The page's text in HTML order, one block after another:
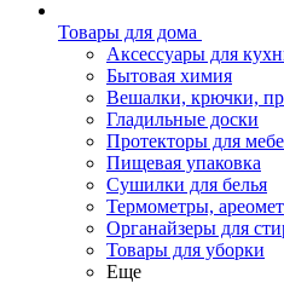
Товары для дома
Аксессуары для
Бытовая химия
Вешалки, крючки,
Гладильные доски
Протекторы для
Пищевая упаковка
Сушилки для белья
Термометры,
Органайзеры для
Товары для уборки
Еще